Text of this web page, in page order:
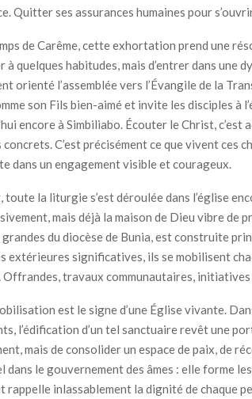
Quitter ses assurances humaines pour
de Carême, cette exhortation prend une
à quelques habitudes, mais d’entrer dans une
orienté l’assemblée vers l’Évangile de la
son Fils bien-aimé et invite les disciples à
encore à Simbiliabo. Écouter le Christ,
concrets. C’est précisément ce que vivent ces
dans un engagement visible et courageux.
toute la liturgie s’est déroulée dans l’église
mais déjà la maison de Dieu vibre de
grandes du diocèse de Bunia, est construite
extérieures significatives, ils se mobilisent
Offrandes, travaux communautaires,
est le signe d’une Église vivante.
l’édification d’un tel sanctuaire revêt une
mais de consolider un espace de paix, de
dans le gouvernement des âmes : elle forme
rappelle inlassablement la dignité de chaque